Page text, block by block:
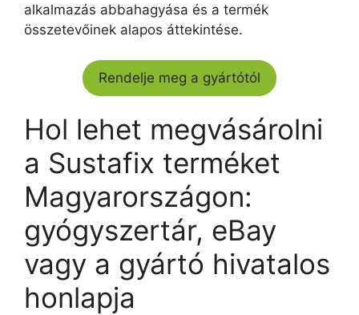
alkalmazás abbahagyása és a termék
összetevőinek alapos áttekintése.
Rendelje meg a gyártótól
Hol lehet megvásárolni
a Sustafix terméket
Magyarországon:
gyógyszertár, eBay
vagy a gyártó hivatalos
honlapja